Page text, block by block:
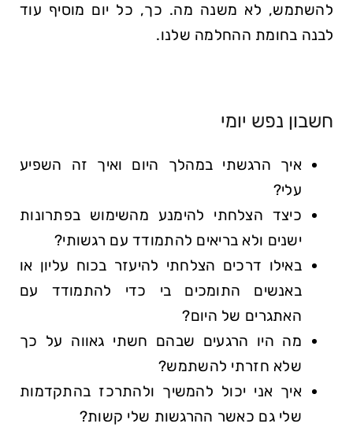
להשתמש, לא משנה מה. כך, כל יום מוסיף עוד
לבנה בחומת ההחלמה שלנו.
חשבון נפש יומי
איך הרגשתי במהלך היום ואיך זה השפיע
עלי?
כיצד הצלחתי להימנע מהשימוש בפתרונות
ישנים ולא בריאים להתמודד עם רגשותי?
באילו דרכים הצלחתי להיעזר בכוח עליון או
באנשים התומכים בי כדי להתמודד עם
האתגרים של היום?
מה היו הרגעים שבהם חשתי גאווה על כך
שלא חזרתי להשתמש?
איך אני יכול להמשיך ולהתרכז בהתקדמות
שלי גם כאשר ההרגשות שלי קשות?